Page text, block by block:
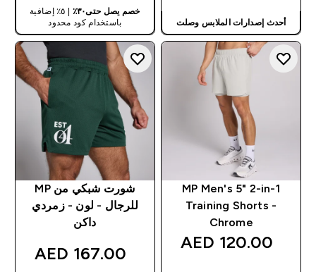
أحدث إصدارات الملابس وصلت
خصم يصل حتى٣٠٪
| ٥٪ إضافية
باستخدام كود محدود
MP Men's 5" 2-in-1
Training Shorts -
Chrome
120.00 AED‎
شورت شبكي من MP
للرجال - لون - زمردي
داكن
167.00 AED‎